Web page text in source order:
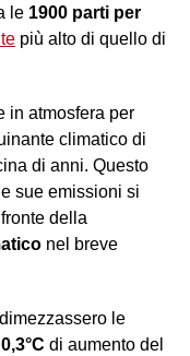
le 1900 parti per
più alto di quello di
in atmosfera per
climatico di
di anni. Questo
sue emissioni si
della
nel breve
le
0,3°C di aumento del